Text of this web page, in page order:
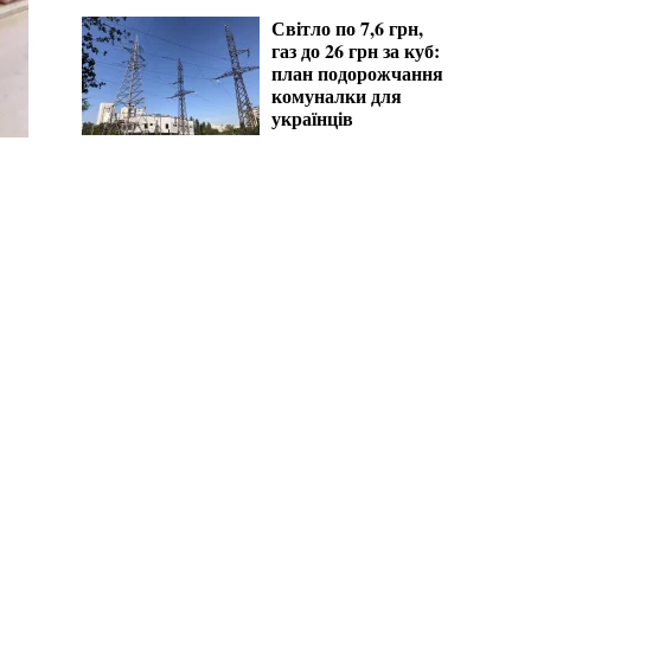
Світло по 7,6 грн,
газ до 26 грн за куб:
план подорожчання
комуналки для
українців